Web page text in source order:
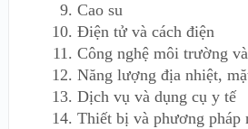
Cao su
Điện tử và cách điện
Công nghệ môi trường
Năng lượng địa nhiệt,
Dịch vụ và dụng cụ y tế
Thiết bị và phương pháp